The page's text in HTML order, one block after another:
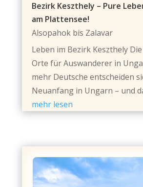
Bezirk Keszthely – Pure
am Plattensee!
Alsopahok bis Zalavar
Leben im Bezirk Keszthely
Orte für Auswanderer in
mehr Deutsche entscheiden
Neuanfang in Ungarn – und
mehr lesen